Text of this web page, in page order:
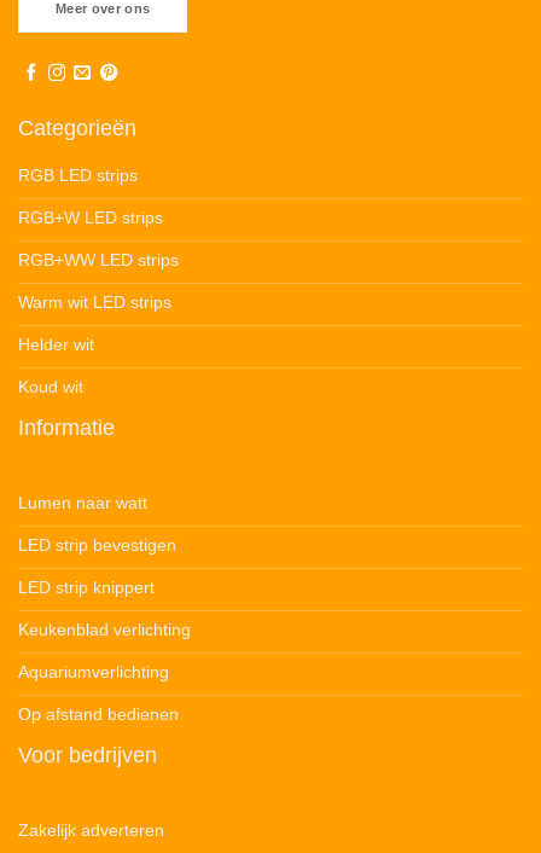
Meer over ons
Categorieën
RGB LED strips
RGB+W LED strips
RGB+WW LED strips
Warm wit LED strips
Helder wit
Koud wit
Informatie
Lumen naar watt
LED strip bevestigen
LED strip knippert
Keukenblad verlichting
Aquariumverlichting
Op afstand bedienen
Voor bedrijven
Zakelijk adverteren